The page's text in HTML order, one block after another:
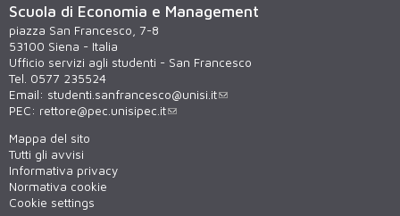
Scuola di Economia e Management
piazza San Francesco, 7-8
53100 Siena - Italia
Ufficio servizi agli studenti - San Francesco
Tel. 0577 235524
Email: studenti.sanfrancesco@unisi.it
PEC: rettore@pec.unisipec.it
Mappa del sito
Tutti gli avvisi
Informativa privacy
Normativa cookie
Cookie settings